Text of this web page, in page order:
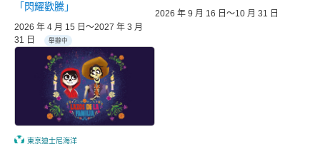
「閃耀歡騰」
2026 年 4 月 15 日～2027 年 3 月
31 日
舉辦中
2026 年 9 月 16 日～10 月 31 日
東京迪士尼海洋